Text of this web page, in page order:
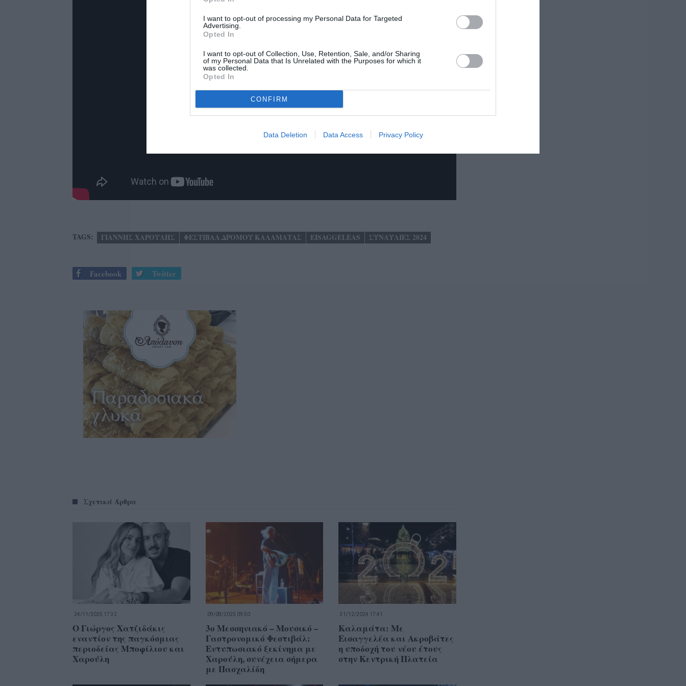
I want to opt-out of processing my Personal Data for Targeted
Advertising.
Opted In
I want to opt-out of Collection, Use, Retention, Sale, and/or Sharing
of my Personal Data that Is Unrelated with the Purposes for which it
was collected.
Opted In
CONFIRM
Data Deletion Data Access Privacy Policy
TAGS: ΓΙΑΝΝΗΣ ΧΑΡΟΥΛΗΣ ΦΕΣΤΙΒΑΛ ΔΡΟΜΟΥ ΚΑΛΑΜΑΤΑΣ EISAGGELEAS ΣΥΝΑΥΛΙΕΣ 2024
Facebook Twitter
Σχετικά Άρθρα
24/11/2025 17:32
Ο Γιώργος Χατζιδάκις
εναντίον της παγκόσμιας
περιοδείας Μποφίλιου και
Χαρούλη
09/08/2025 09:50
3ο Μεσσηνιακό – Μουσικό –
Γαστρονομικό Φεστιβάλ:
Εντυπωσιακό ξεκίνημα με
Χαρούλη, συνέχεια σήμερα
με Πασχαλίδη
31/12/2024 17:41
Καλαμάτα: Με
Εισαγγελέα και Ακροβάτες
η υποδοχή του νέου έτους
στην Κεντρική Πλατεία